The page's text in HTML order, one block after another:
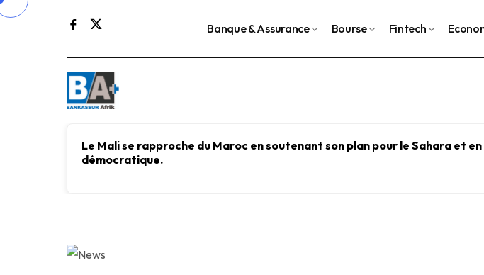
Banque & Assurance Bourse Fintech
Le Mali se rapproche du Maroc en soutenant son plan pour le Sahara et
démocratique.